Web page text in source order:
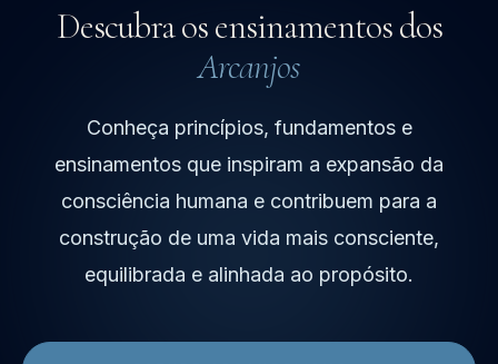
autoconhecimento e crescimento interior.
Descubra os ensinamentos dos
Arcanjos
Conheça princípios, fundamentos e
ensinamentos que inspiram a expansão da
consciência humana e contribuem para a
construção de uma vida mais consciente,
equilibrada e alinhada ao propósito.